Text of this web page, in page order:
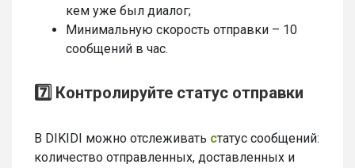
кем уже был диалог;
Минимальную скорость отправки – 10
сообщений в час.
7️⃣ Контролируйте статус отправки
В DIKIDI можно отслеживать статус сообщений:
количество отправленных, доставленных и